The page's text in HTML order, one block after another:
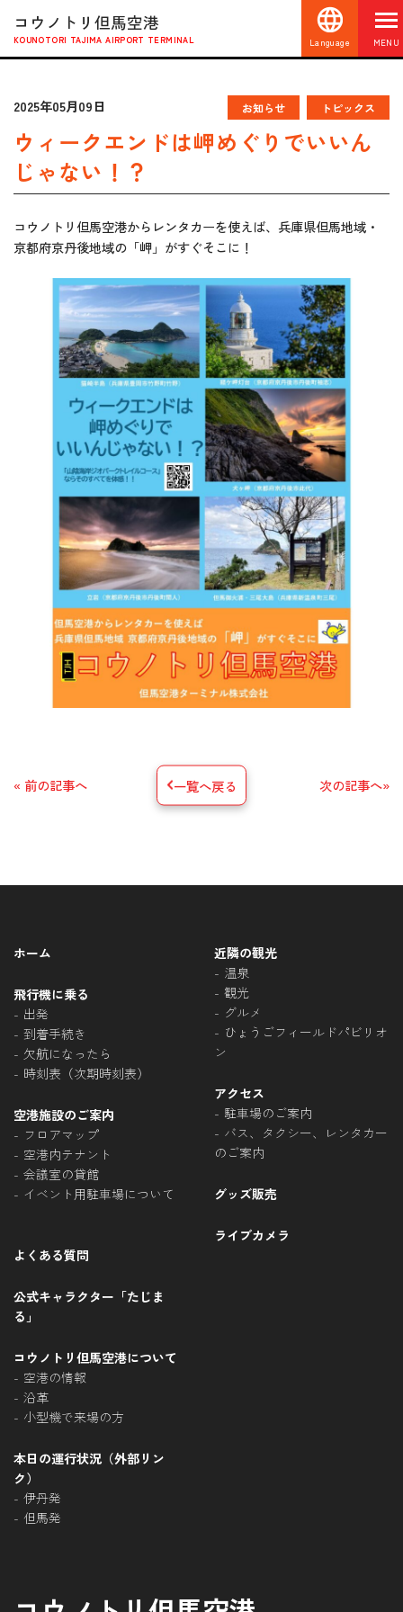
コウノトリ但馬空港
KOUNOTORI TAJIMA AIRPORT TERMINAL Language MENU
2025年05月09日 お知らせ トピックス
ウィークエンドは岬めぐりでいいん
じゃない！？
コウノトリ但馬空港からレンタカーを使えば、兵庫県但馬地域・
京都府京丹後地域の「岬」がすぐそこに！
« 前の記事へ 一覧へ戻る 次の記事へ»
ホーム
飛行機に乗る
出発
到着手続き
欠航になったら
時刻表（次期時刻表）
空港施設のご案内
フロアマップ
空港内テナント
会議室の貸館
イベント用駐車場について
近隣の観光
温泉
観光
グルメ
ひょうごフィールドパビリオ
ン
アクセス
駐車場のご案内
バス、タクシー、レンタカー
のご案内
グッズ販売
ライブカメラ
よくある質問
公式キャラクター「たじま
る」
コウノトリ但馬空港について
空港の情報
沿革
小型機で来場の方
本日の運行状況（外部リン
ク）
伊丹発
但馬発